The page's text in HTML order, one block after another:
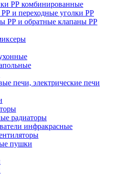
РР комбинированные
и переходные уголки РР
РР и обратные клапаны РР
печи, электрические печи
радиаторы
инфракрасные
пушки